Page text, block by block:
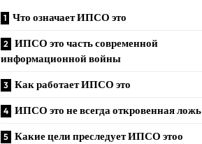
Что означает ИПСО это
ИПСО это часть современной
информационной войны
Как работает ИПСО это
ИПСО это не всегда откровенная ложь
Какие цели преследует ИПСО этоо